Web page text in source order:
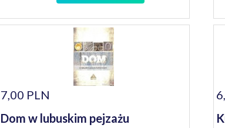
7,00 PLN
Dom w lubuskim pejzażu